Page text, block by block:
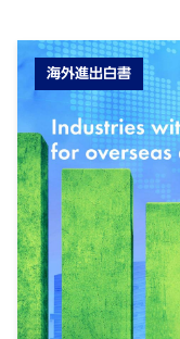
海外進出白書